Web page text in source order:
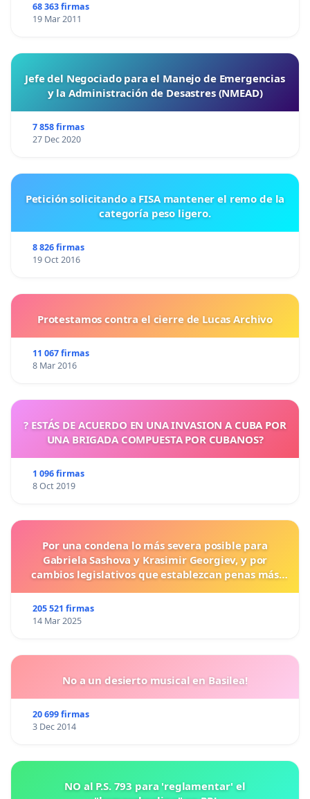
68 363 firmas
19 Mar 2011
Jefe del Negociado para el Manejo de Emergencias
y la Administración de Desastres (NMEAD)
7 858 firmas
27 Dec 2020
Petición solicitando a FISA mantener el remo de la
categoría peso ligero.
8 826 firmas
19 Oct 2016
Protestamos contra el cierre de Lucas Archivo
11 067 firmas
8 Mar 2016
? ESTÁS DE ACUERDO EN UNA INVASION A CUBA POR
UNA BRIGADA COMPUESTA POR CUBANOS?
1 096 firmas
8 Oct 2019
Por una condena lo más severa posible para
Gabriela Sashova y Krasimir Georgiev, y por
cambios legislativos que establezcan penas más
205 521 firmas
14 Mar 2025
No a un desierto musical en Basilea!
20 699 firmas
3 Dec 2014
NO al P.S. 793 para 'reglamentar' el